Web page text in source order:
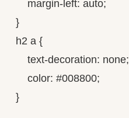
margin-left: auto;
}
h2 a {
text-decoration: none;
color: #008800;
}